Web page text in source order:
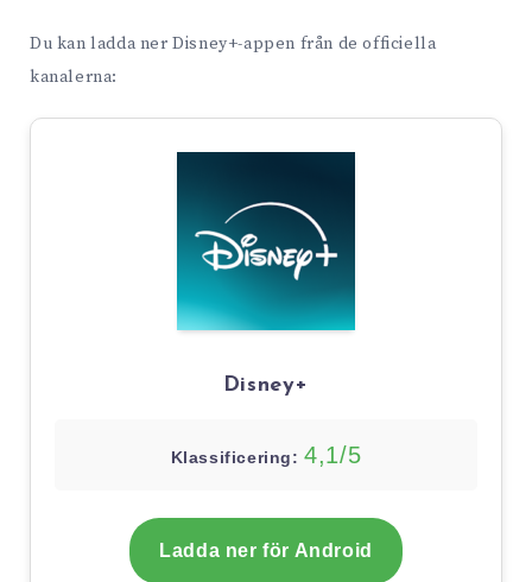
Du kan ladda ner Disney+-appen från de officiella
kanalerna:
Disney+
Klassificering: 4,1/5
Ladda ner för Android